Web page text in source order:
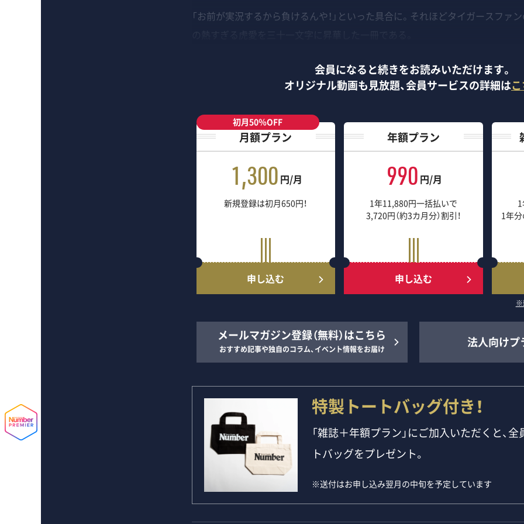
「お前が実況するから負けるんや！」といった具合に。それほどタイガースファ
会員になると続きをお読みいただけます。
オリジナル動画も見放題、会員サービスの詳細は
初月50％OFF
月額プラン
1,300 円/月
新規登録は初月650円！
申し込む
年額プラン
990 円/月
1年11,880円一括払いで
3,720円（約3カ月分）割引！
申し込む
1年分
※
メールマガジン登録（無料）はこちら
おすすめ記事や独自のコラム、イベント情報をお届け 法人向けプ
特製トートバッグ付き！
「雑誌＋年額プラン」にご加入いただくと、
トバッグをプレゼント。
※送付はお申し込み翌月の中旬を予定しています